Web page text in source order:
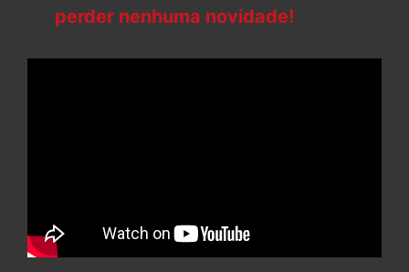
perder nenhuma novidade!